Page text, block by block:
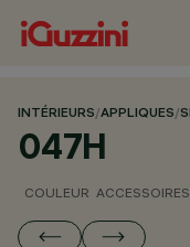
INTÉRIEURS/APPLIQUES/
047H
COULEUR